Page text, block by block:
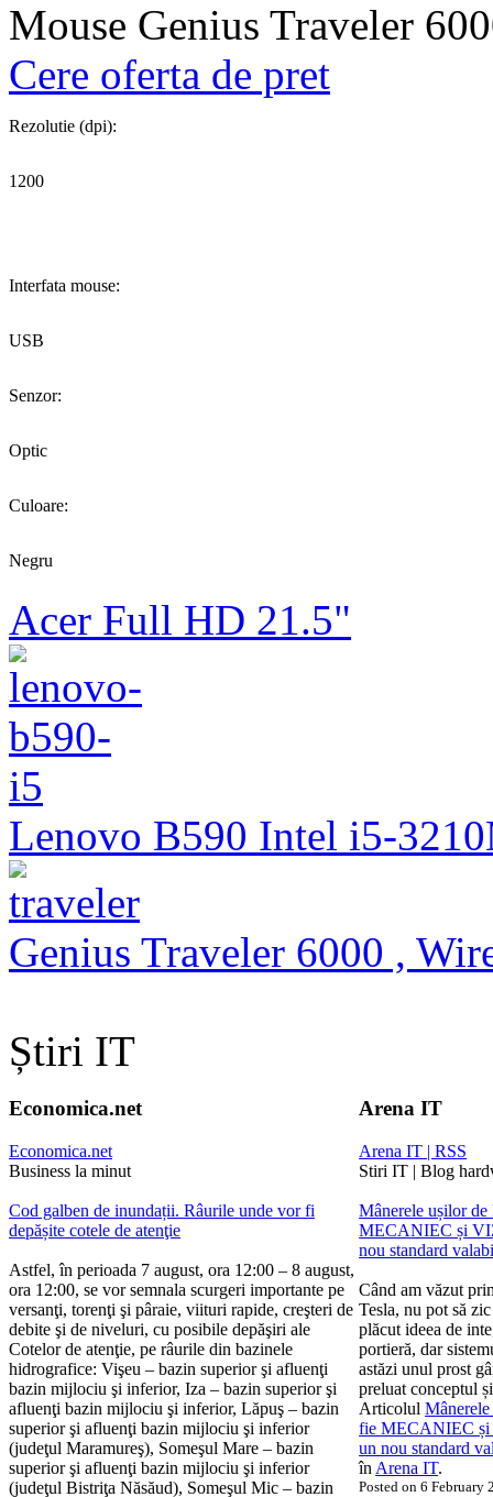
Mouse Genius Traveler
Cere oferta de pret
Rezolutie (dpi):
1200
Interfata mouse:
USB
Senzor:
Optic
Culoare:
Negru
Acer Full HD 21.5"
Lenovo B590 Intel i5-
Genius Traveler 6000 ,
Știri IT
Economica.net
Economica.net
Business la minut
Cod galben de inundații. Râurile unde vor fi
depășite cotele de atenţie
Astfel, în perioada 7 august, ora 12:00 – 8 august,
ora 12:00, se vor semnala scurgeri importante pe
versanţi, torenţi şi pâraie, viituri rapide, creşteri de
debite şi de niveluri, cu posibile depăşiri ale
Cotelor de atenţie, pe râurile din bazinele
hidrografice: Vişeu – bazin superior şi afluenţi
bazin mijlociu şi inferior, Iza – bazin superior şi
afluenţi bazin mijlociu şi inferior, Lăpuş – bazin
superior şi afluenţi bazin mijlociu şi inferior
(judeţul Maramureş), Someşul Mare – bazin
superior şi afluenţi bazin mijlociu şi inferior
(judeţul Bistriţa Năsăud), Someşul Mic – bazin
Arena IT
Arena IT | RSS
Stiri IT | Blog
Mânerele ușilor de
MECANIEC și
nou standard
Când am văzut
Tesla, nu pot să
plăcut ideea de
portieră, dar
astăzi unul prost
preluat conceptul
Articolul
fie MECANIEC
un nou standard
în Arena IT.
Posted on 6 February